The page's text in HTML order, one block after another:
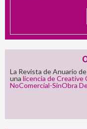
La Revista de Anuario
una licencia de Creative
NoComercial-SinObra